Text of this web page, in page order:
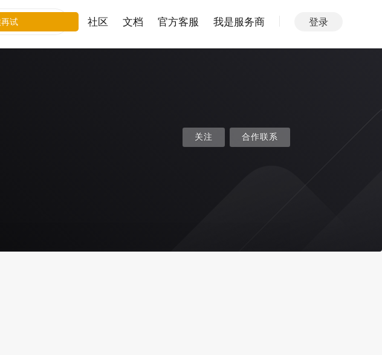
社区 文档 官方客服 我是服务商 登录
关注 合作联系
试